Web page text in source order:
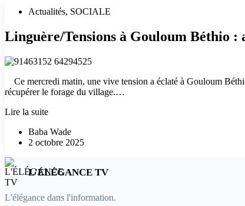
Actualités, SOCIALE
Linguère/Tensions à Gouloum Béthio
Ce mercredi matin, une vive tension a éclaté à Gouloum
récupérer le forage du village.…
Lire la suiteLinguère/Tensions
Gouloum
Béthio
entre
et
Baba Wade
2 octobre 2025
L'ÉLÉGANCE TV
L'élégance dans l'information.